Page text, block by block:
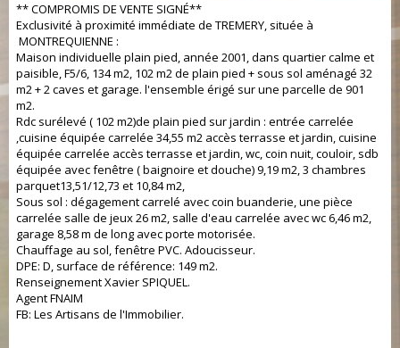
** COMPROMIS DE VENTE SIGNÉ**
Exclusivité à proximité immédiate de TREMERY, située à
MONTREQUIENNE :
Maison individuelle plain pied, année 2001, dans quartier calme et
paisible, F5/6, 134 m2, 102 m2 de plain pied + sous sol aménagé 32
m2 + 2 caves et garage. l'ensemble érigé sur une parcelle de 901
m2.
Rdc surélevé ( 102 m2)de plain pied sur jardin : entrée carrelée
,cuisine équipée carrelée 34,55 m2 accès terrasse et jardin, cuisine
équipée carrelée accès terrasse et jardin, wc, coin nuit, couloir, sdb
équipée avec fenêtre ( baignoire et douche) 9,19 m2, 3 chambres
parquet13,51/12,73 et 10,84 m2,
Sous sol : dégagement carrelé avec coin buanderie, une pièce
carrelée salle de jeux 26 m2, salle d'eau carrelée avec wc 6,46 m2,
garage 8,58 m de long avec porte motorisée.
Chauffage au sol, fenêtre PVC. Adoucisseur.
DPE: D, surface de référence: 149 m2.
Renseignement Xavier SPIQUEL.
Agent FNAIM
FB: Les Artisans de l'Immobilier.